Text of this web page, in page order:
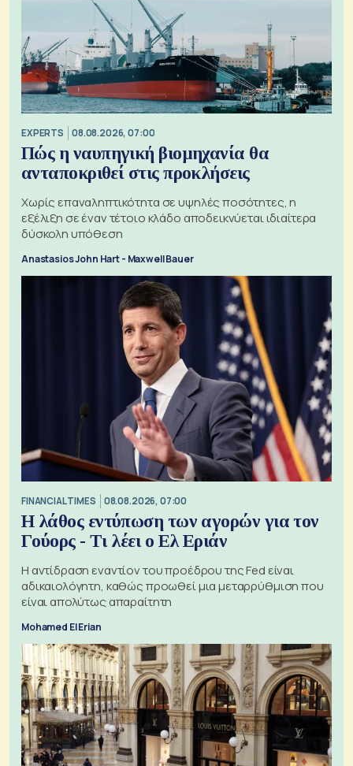
EXPERTS 08.08.2026, 07:00
Πώς η ναυπηγική βιομηχανία θα
ανταποκριθεί στις προκλήσεις
Χωρίς επαναληπτικότητα σε υψηλές ποσότητες, η
εξέλιξη σε έναν τέτοιο κλάδο αποδεικνύεται ιδιαίτερα
δύσκολη υπόθεση
Anastasios John Hart - Maxwell Bauer
FINANCIAL TIMES 08.08.2026, 07:00
Η λάθος εντύπωση των αγορών για τον
Γούορς - Τι λέει ο Ελ Εριάν
Η αντίδραση εναντίον του προέδρου της Fed είναι
αδικαιολόγητη, καθώς προωθεί μια μεταρρύθμιση που
είναι απολύτως απαραίτητη
Mohamed El Erian